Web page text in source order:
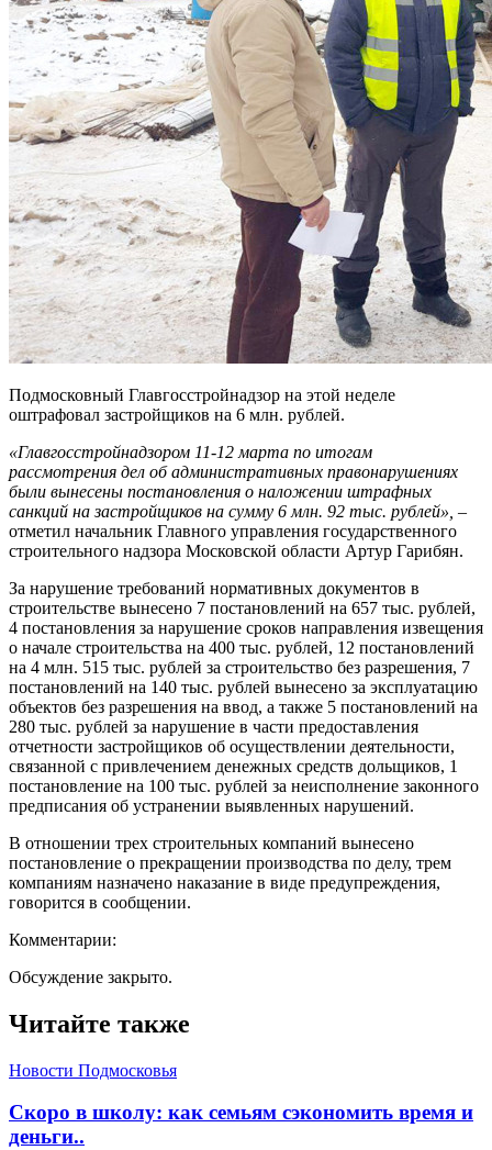
Подмосковный Главгосстройнадзор на этой неделе
оштрафовал застройщиков на 6 млн. рублей.
«Главгосстройнадзором 11-12 марта по итогам
рассмотрения дел об административных правонарушениях
были вынесены постановления о наложении штрафных
санкций на застройщиков на сумму 6 млн. 92 тыс. рублей», –
отметил начальник Главного управления государственного
строительного надзора Московской области Артур Гарибян.
За нарушение требований нормативных документов в
строительстве вынесено 7 постановлений на 657 тыс. рублей,
4 постановления за нарушение сроков направления извещения
о начале строительства на 400 тыс. рублей, 12 постановлений
на 4 млн. 515 тыс. рублей за строительство без разрешения, 7
постановлений на 140 тыс. рублей вынесено за эксплуатацию
объектов без разрешения на ввод, а также 5 постановлений на
280 тыс. рублей за нарушение в части предоставления
отчетности застройщиков об осуществлении деятельности,
связанной с привлечением денежных средств дольщиков, 1
постановление на 100 тыс. рублей за неисполнение законного
предписания об устранении выявленных нарушений.
В отношении трех строительных компаний вынесено
постановление о прекращении производства по делу, трем
компаниям назначено наказание в виде предупреждения,
говорится в сообщении.
Комментарии:
Обсуждение закрыто.
Читайте также
Новости Подмосковья
Скоро в школу: как семьям сэкономить время и
деньги..